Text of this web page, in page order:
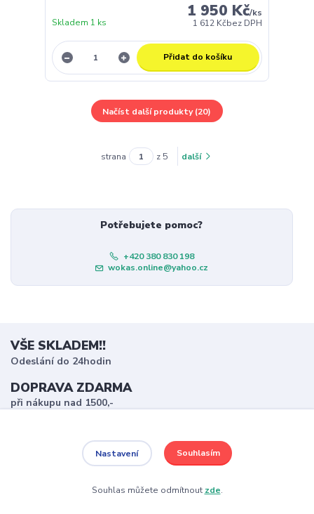
1 950 Kč/ks
1 612 Kčbez DPH
Skladem 1 ks
Přidat do košíku
Načíst další produkty (20)
strana z 5 další
Potřebujete pomoc?
+420 380 830 198
wokas.online@yahoo.cz
VŠE SKLADEM!!
Odeslání do 24hodin
DOPRAVA ZDARMA
při nákupu nad 1500,-
ke každé objednávce
VEŠKERÉ ZBOŽÍ SKLADEM NA PRODEJNĚ V
Nastavení Souhlasím
Souhlas můžete odmítnout zde.